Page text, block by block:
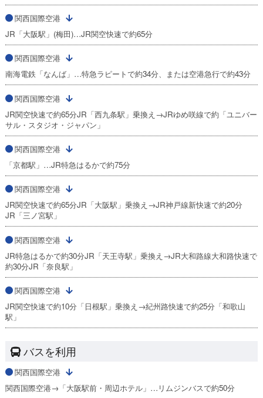
関西国際空港
JR「大阪駅」(梅田)…JR関空快速で約65分
関西国際空港
南海電鉄「なんば」…特急ラピートで約34分、または空港急行で約43分
関西国際空港
JR関空快速で約65分JR「西九条駅」乗換え→JRゆめ咲線で約「ユニバー
サル・スタジオ・ジャパン」
関西国際空港
「京都駅」…JR特急はるかで約75分
関西国際空港
JR関空快速で約65分JR「大阪駅」乗換え→JR神戸線新快速で約20分
JR「三ノ宮駅」
関西国際空港
JR特急はるかで約30分JR「天王寺駅」乗換え→JR大和路線大和路快速で
約30分JR「奈良駅」
関西国際空港
JR関空快速で約10分「日根駅」乗換え→紀州路快速で約25分「和歌山
駅」
バスを利用
関西国際空港
関西国際空港→「大阪駅前・周辺ホテル」…リムジンバスで約50分